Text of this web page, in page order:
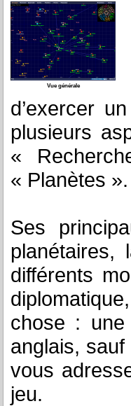
Vue générale
d’exercer
plusieurs
«
« Planètes ».
Ses
différents
chose :
anglais,
vous
jeu.